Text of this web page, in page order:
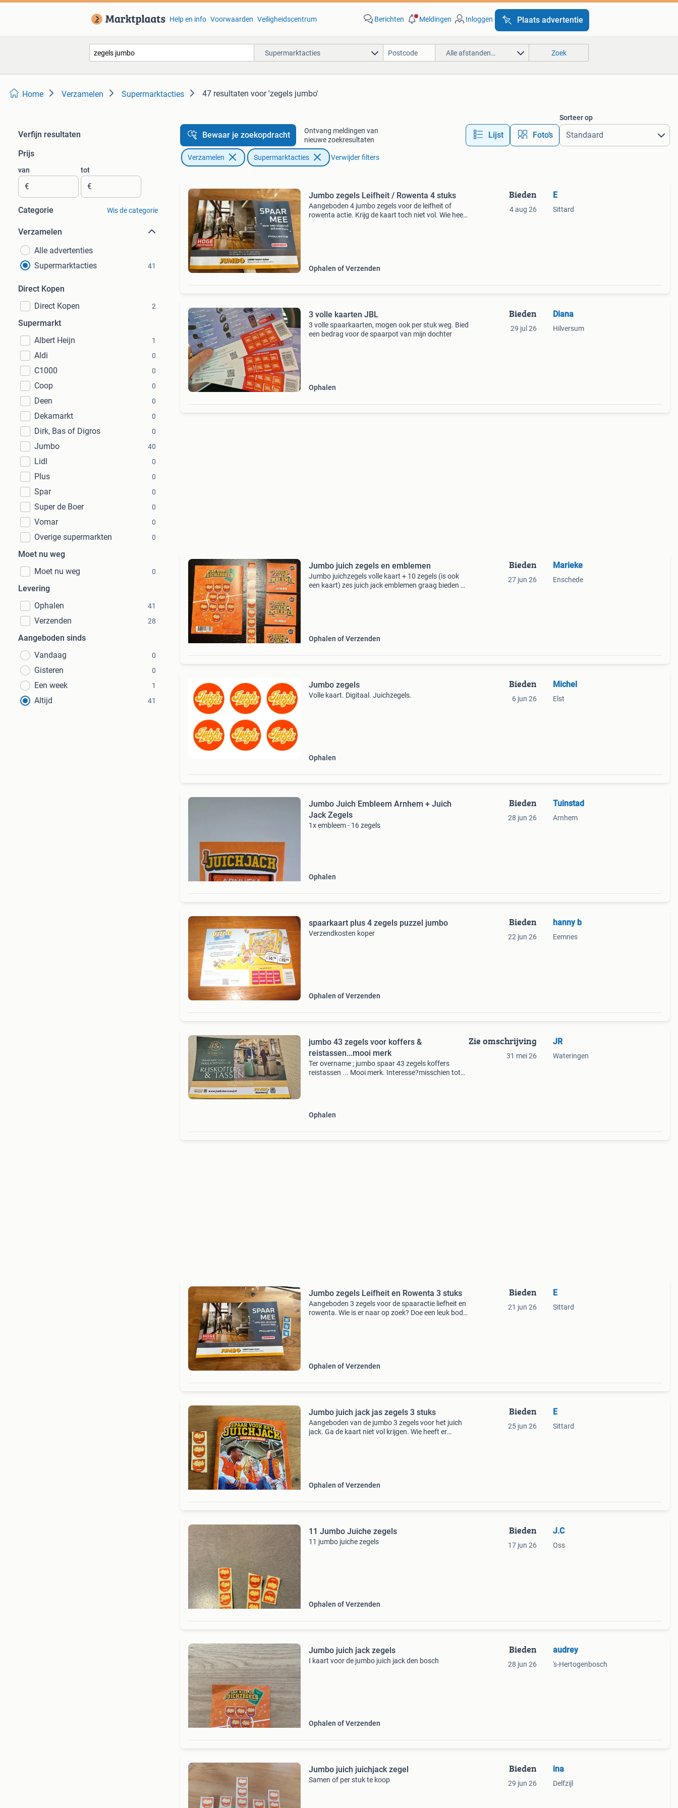
Help en info Voorwaarden Veiligheidscentrum Berichten Meldingen Inloggen Plaats advertentie
Supermarktacties Alle afstanden… Zoek
Home Verzamelen Supermarktacties 47 resultaten voor 'zegels jumbo'
Verfijn resultaten
Prijs
van
€
tot
€
Categorie Wis de categorie
Verzamelen
Alle advertenties
Supermarktacties
41
Direct Kopen
Direct Kopen
2
Supermarkt
Albert Heijn
1
Aldi 0
C1000 0
Coop 0
Deen 0
Dekamarkt 0
Dirk, Bas of Digros 0
Jumbo 40
Lidl 0
Plus 0
Spar 0
Super de Boer 0
Vomar 0
Overige supermarkten 0
Moet nu weg
Moet nu weg
0
Levering
Ophalen
41
Verzenden 28
Aangeboden sinds
Vandaag
0
Gisteren 0
Een week 1
Altijd 41
Bewaar je zoekopdracht
Ontvang meldingen van
nieuwe zoekresultaten
Lijst Foto’s
Sorteer op
Verzamelen Supermarktacties Verwijder filters
Jumbo zegels Leifheit / Rowenta 4 stuks
Aangeboden 4 jumbo zegels voor de leifheit of
rowenta actie. Krijg de kaart toch niet vol. Wie heeft
Ophalen of Verzenden
Bieden
4 aug 26
E
Sittard
3 volle kaarten JBL
3 volle spaarkaarten, mogen ook per stuk weg. Bied
een bedrag voor de spaarpot van mijn dochter
Ophalen
Bieden
29 jul 26
Diana
Hilversum
Jumbo juich zegels en emblemen
Jumbo juichzegels volle kaart + 10 zegels (is ook
een kaart) zes juich jack emblemen graag bieden bij
Ophalen of Verzenden
Bieden
27 jun 26
Marieke
Enschede
Jumbo zegels
Volle kaart. Digitaal. Juichzegels.
Ophalen
Bieden
6 jun 26
Michel
Elst
Jumbo Juich Embleem Arnhem + Juich
Jack Zegels
1x embleem - 16 zegels
Ophalen
Bieden
28 jun 26
Tuinstad
Arnhem
spaarkaart plus 4 zegels puzzel jumbo
Verzendkosten koper
Ophalen of Verzenden
Bieden
22 jun 26
hanny b
Eemnes
jumbo 43 zegels voor koffers &
reistassen...mooi merk
Ter overname ; jumbo spaar 43 zegels koffers
reistassen ... Mooi merk. Interesse?misschien tot
Ophalen
Zie omschrijving
31 mei 26
JR
Wateringen
Jumbo zegels Leifheit en Rowenta 3 stuks
Aangeboden 3 zegels voor de spaaractie liefheit en
rowenta. Wie is er naar op zoek? Doe een leuk bod (
Ophalen of Verzenden
Bieden
21 jun 26
E
Sittard
Jumbo juich jack jas zegels 3 stuks
Aangeboden van de jumbo 3 zegels voor het juich
jack. Ga de kaart niet vol krijgen. Wie heeft er
Ophalen of Verzenden
Bieden
25 jun 26
E
Sittard
11 Jumbo Juiche zegels
11 jumbo juiche zegels
Ophalen of Verzenden
Bieden
17 jun 26
J.C
Oss
Jumbo juich jack zegels
I kaart voor de jumbo juich jack den bosch
Ophalen of Verzenden
Bieden
28 jun 26
audrey
's-Hertogenbosch
Jumbo juich juichjack zegel
Samen of per stuk te koop
Bieden
29 jun 26
ina
Delfzijl